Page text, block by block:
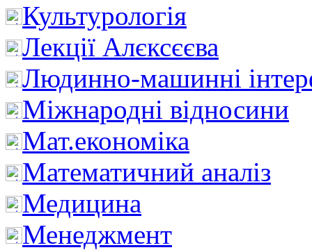
Культурологія
Лекції Алєксєєва
Людинно-машинні
Міжнародні відносини
Мат.економіка
Математичний аналіз
Медицина
Менеджмент